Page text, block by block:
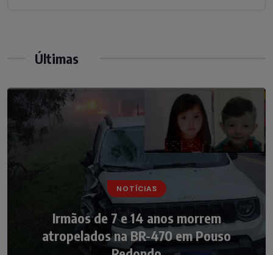
Últimas
NOTÍCIAS
Irmãos de 7 e 14 anos morrem
atropelados na BR-470 em Pouso
NOTÍCIAS
Nádia Menegazzi leva o nome de Taió ao